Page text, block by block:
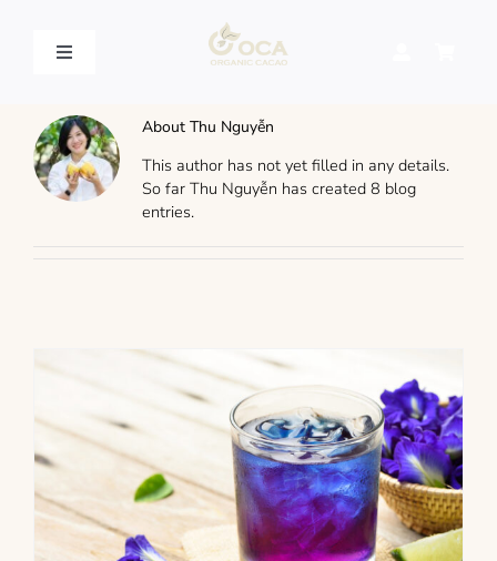
Toggle
VỀ OCA – OCA STORY
QUY TRÌNH SẢN XUẤT – PROCESSING
SẢN PHẨM – PRODUCT
About Thu Nguyễn
This author has not yet filled in any details.
So far Thu Nguyễn has created 8 blog
entries.